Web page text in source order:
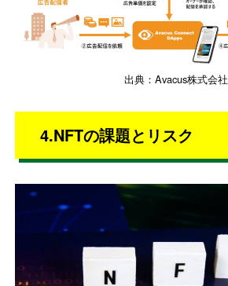
出典：Avacus株式会社
4.NFTの課題とリスク